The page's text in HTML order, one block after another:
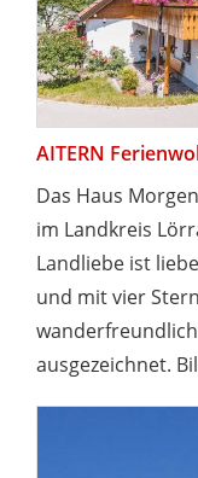
AITERN
Das Haus
im Landkreis
Landliebe ist
und mit vier
ausgezeichnet.